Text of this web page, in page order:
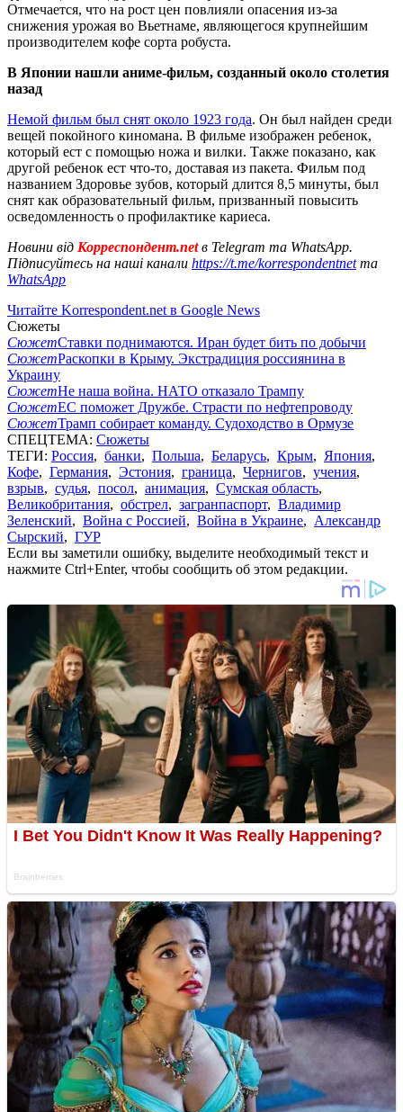
Отмечается, что на рост цен повлияли опасения из-за
снижения урожая во Вьетнаме, являющегося крупнейшим
производителем кофе сорта робуста.
В Японии нашли аниме-фильм, созданный около столетия
назад
Немой фильм был снят около 1923 года. Он был найден среди
вещей покойного киномана. В фильме изображен ребенок,
который ест с помощью ножа и вилки. Также показано, как
другой ребенок ест что-то, доставая из пакета. Фильм под
названием Здоровье зубов, который длится 8,5 минуты, был
снят как образовательный фильм, призванный повысить
осведомленность о профилактике кариеса.
Новини від Корреспондент.netв Telegram та WhatsApp.
Підписуйтесь на наші канали https://t.me/korrespondentnetта
WhatsApp
Читайте Korrespondent.net в Google News
Сюжеты
СюжетСтавки поднимаются. Иран будет бить по добычи
СюжетРаскопки в Крыму. Экстрадиция россиянина в
Украину
СюжетНе наша война. НАТО отказало Трампу
СюжетЕС поможет Дружбе. Страсти по нефтепроводу
СюжетТрамп собирает команду. Судоходство в Ормузе
СПЕЦТЕМА: Сюжеты
ТЕГИ: Россия, банки, Польша, Беларусь, Крым, Япония,
Кофе, Германия, Эстония, граница, Чернигов, учения,
взрыв, судья, посол, анимация, Сумская область,
Великобритания, обстрел, загранпаспорт, Владимир
Зеленский, Война с Россией, Война в Украине, Александр
Сырский, ГУР
Если вы заметили ошибку, выделите необходимый текст и
нажмите Ctrl+Enter, чтобы сообщить об этом редакции.